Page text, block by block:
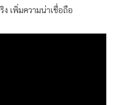
ง เพิ่มความน่าเชื่อถือ